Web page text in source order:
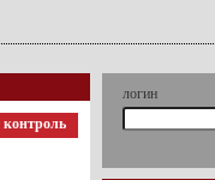
контроль
логин